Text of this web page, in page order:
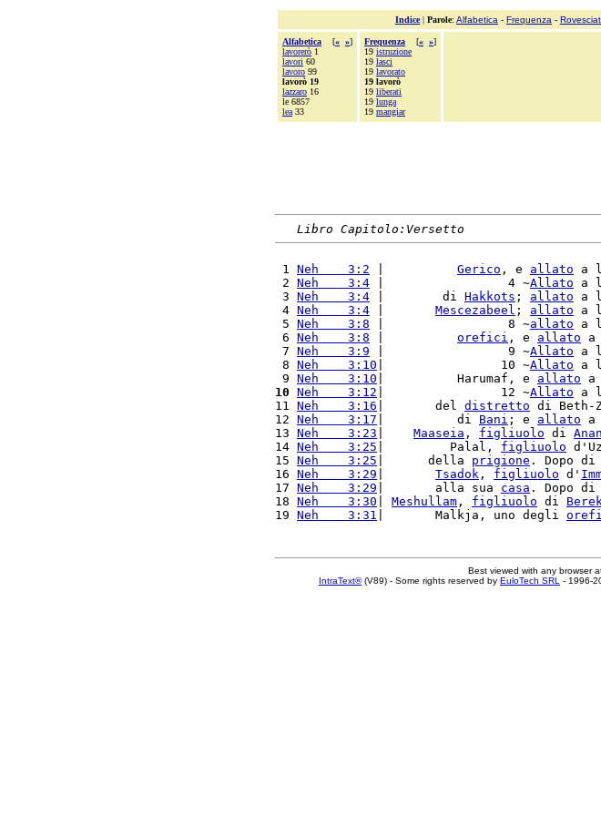
Indice| Parole: Alfabetica - Frequenza -
Alfabetica [« »]
lavorerò 1
lavori 60
lavoro 99
lavorò 19
lazzaro 16
le 6857
lea 33
Frequenza [« »]
19 istruzione
19 lasci
19 lavorato
19 lavorò
19 liberati
19 lunga
19 mangiar
Libro Capitolo:Versetto
1 Neh    3:2 Gerico , e allato a
2 Neh    3:4 |                 4 ~Allato a
3 Neh    3:4 |        di Hakkots ; allato a
4 Neh    3:4 Mescezabeel ; allato a
5 Neh    3:8 |                 8 ~allato a
6 Neh    3:8 orefici , e allato
7 Neh    3:9 |                 9 ~Allato a
8 Neh    3:10 |                10 ~Allato a
9 Neh    3:10 |          Harumaf, e allato
10 Neh    3:12 |                12 ~Allato a
11 Neh    3:16 |       del distretto di Beth-
12 Neh    3:17 |          di Bani ; e allato
13 Neh    3:23 Maaseia , figliuolo di
14 Neh    3:25 |         Palal, figliuolo
15 Neh    3:25 |      della prigione . Dopo
16 Neh    3:29 Tsadok , figliuolo d'
17 Neh    3:29 |       alla sua casa . Dopo
18 Neh    3:30 Meshullam , figliuolo di
19 Neh    3:31 |       Malkja, uno degli
Best viewed with any browser
IntraText®(V89) - Some rights reserved by EuloTech SRL - 1996-